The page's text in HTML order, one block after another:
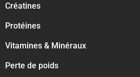
Créatines
Protéines
Vitamines & Minéraux
Perte de poids